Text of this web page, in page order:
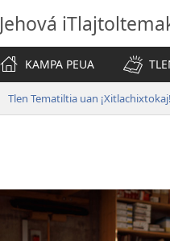
Jehová
KAMPA PEUA
Tlen Tematiltia uan ¡Xitlachixtokaj!